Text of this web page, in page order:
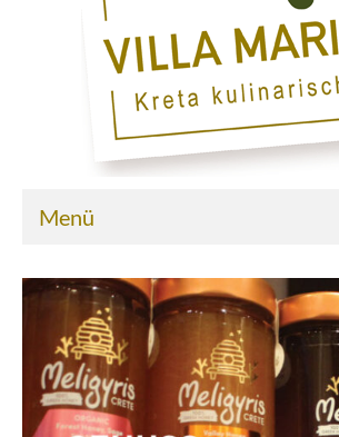
Menü
Home
Über uns
Partnerfirmen
Kreta